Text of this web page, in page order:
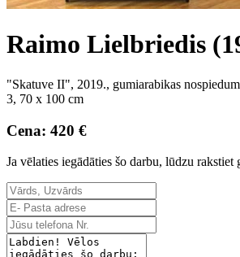
Raimo Lielbriedis
"Skatuve II", 2019., gumiarabikas
3, 70 x 100 cm
Cena: 420 €
Ja vēlaties iegādāties šo darbu, lūdzu rakstiet